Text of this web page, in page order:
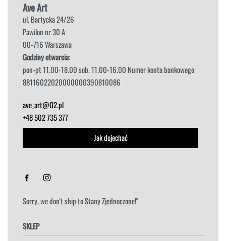
Ave Art
ul. Bartycka 24/26
Pawilon nr 30 A
00-716 Warszawa
Godziny otwarcia:
pon-pt 11.00-18.00 sob. 11.00-16.00 Numer konta bankowego
88116022020000000390810086
ave_art@O2.pl
+48 502 735 377
Jak dojechać
Sorry, we don't ship toStany Zjednoczone!"
SKLEP